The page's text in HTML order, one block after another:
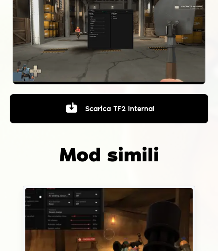
Scarica TF2 Internal
Mod simili